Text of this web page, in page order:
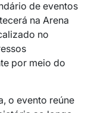
de eventos
na Arena
no
por meio do
o evento reúne